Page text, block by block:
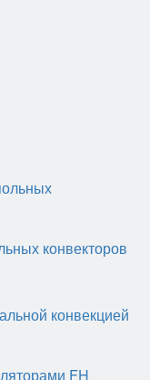
конвекторов
конвекцией
FH